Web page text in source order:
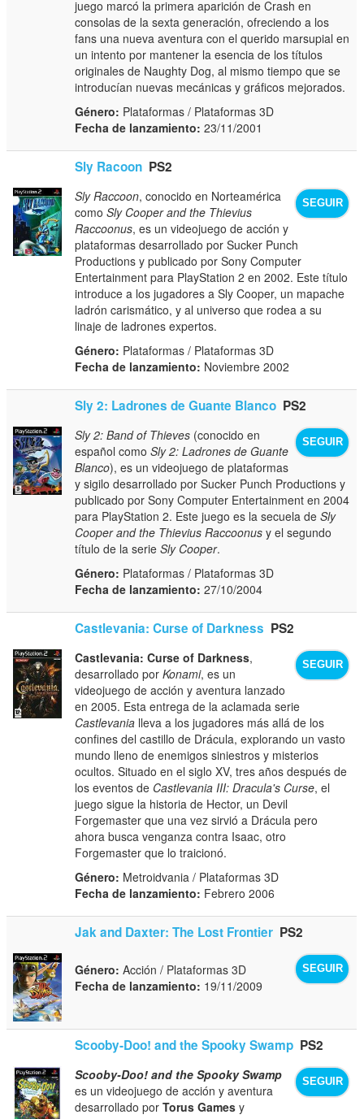
juego marcó la primera aparición de Crash en
consolas de la sexta generación, ofreciendo a los
fans una nueva aventura con el querido marsupial en
un intento por mantener la esencia de los títulos
originales de Naughty Dog, al mismo tiempo que se
introducían nuevas mecánicas y gráficos mejorados.
Género: Plataformas / Plataformas 3D
Fecha de lanzamiento: 23/11/2001
Sly Racoon PS2
SEGUIR
Sly Raccoon, conocido en Norteamérica
comoSly Cooper and the Thievius
Raccoonus, es un videojuego de acción y
plataformas desarrollado por Sucker Punch
Productions y publicado por Sony Computer
Entertainment para PlayStation 2 en 2002. Este título
introduce a los jugadores a Sly Cooper, un mapache
ladrón carismático, y al universo que rodea a su
linaje de ladrones expertos.
Género: Plataformas / Plataformas 3D
Fecha de lanzamiento: Noviembre 2002
Sly 2: Ladrones de Guante Blanco PS2
SEGUIR
Sly 2: Band of Thieves (conocido en
español comoSly 2: Ladrones de Guante
Blanco), es un videojuego de plataformas
y sigilo desarrollado por Sucker Punch Productions y
publicado por Sony Computer Entertainment en 2004
para PlayStation 2. Este juego es la secuela deSly
Cooper and the Thievius Raccoonus y el segundo
título de la serieSly Cooper.
Género: Plataformas / Plataformas 3D
Fecha de lanzamiento: 27/10/2004
Castlevania: Curse of Darkness PS2
SEGUIR
Castlevania: Curse of Darkness,
desarrollado porKonami, es un
videojuego de acción y aventura lanzado
en 2005. Esta entrega de la aclamada serie
Castlevania lleva a los jugadores más allá de los
confines del castillo de Drácula, explorando un vasto
mundo lleno de enemigos siniestros y misterios
ocultos. Situado en el siglo XV, tres años después de
los eventos de Castlevania III: Dracula's Curse, el
juego sigue la historia de Hector, un Devil
Forgemaster que una vez sirvió a Drácula pero
ahora busca venganza contra Isaac, otro
Forgemaster que lo traicionó.
Género: Metroidvania / Plataformas 3D
Fecha de lanzamiento: Febrero 2006
Jak and Daxter: The Lost Frontier PS2
SEGUIR
Género: Acción / Plataformas 3D
Fecha de lanzamiento: 19/11/2009
Scooby-Doo! and the Spooky Swamp PS2
SEGUIR
Scooby-Doo! and the Spooky Swamp
es un videojuego de acción y aventura
desarrollado porTorus Games y